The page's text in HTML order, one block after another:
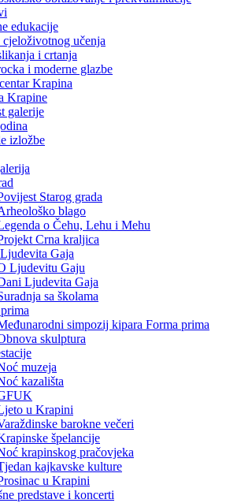
edukacije
cjeloživotnog učenja
i crtanja
i moderne glazbe
Krapina
Krapine
galerije
izložbe
Starog grada
blago
o Čehu, Lehu i Mehu
Crna kraljica
Gaja
Ljudevitu Gaju
Ljudevita Gaja
sa školama
simpozij kipara Forma prima
skulptura
muzeja
kazališta
u Krapini
barokne večeri
špelancije
krapinskog pračovjeka
kajkavske kulture
u Krapini
predstave i koncerti